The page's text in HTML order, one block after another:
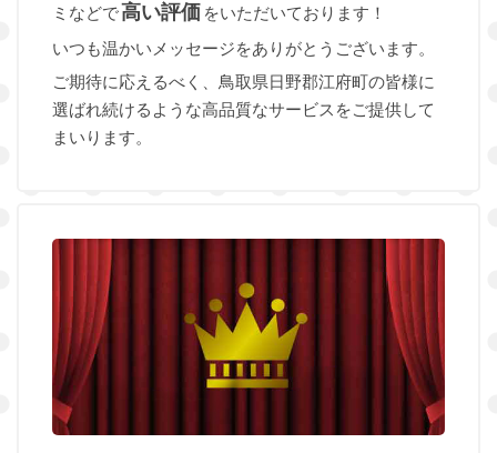
ミなどで高い評価 をいただいております！
いつも温かいメッセージをありがとうございます。
ご期待に応えるべく、鳥取県日野郡江府町の皆様に
選ばれ続けるような高品質なサービスをご提供して
まいります。